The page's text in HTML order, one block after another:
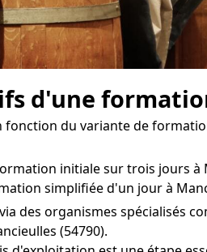
d'une
du variante de
initiale sur trois jours à
simplifiée d'un jour à
des organismes spécialisés
(54790).